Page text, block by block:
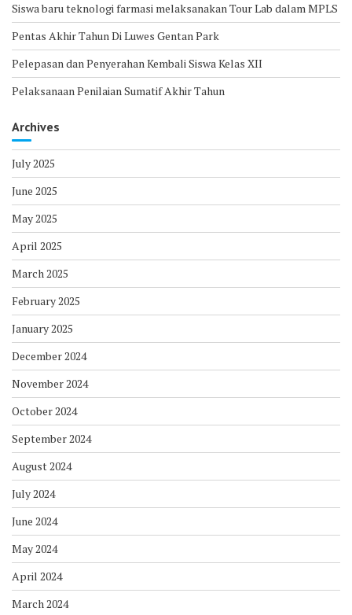
Siswa baru teknologi farmasi melaksanakan Tour Lab dalam MPLS
Pentas Akhir Tahun Di Luwes Gentan Park
Pelepasan dan Penyerahan Kembali Siswa Kelas XII
Pelaksanaan Penilaian Sumatif Akhir Tahun
Archives
July 2025
June 2025
May 2025
April 2025
March 2025
February 2025
January 2025
December 2024
November 2024
October 2024
September 2024
August 2024
July 2024
June 2024
May 2024
April 2024
March 2024